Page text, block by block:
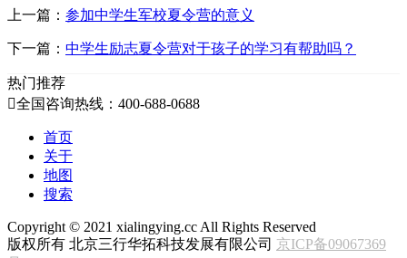
上一篇： 参加中学生军校夏令营的意义
下一篇： 中学生励志夏令营对于孩子的学习有帮助吗？
热门推荐
全国咨询热线：400-688-0688
首页
关于
地图
搜索
Copyright © 2021 xialingying.cc All Rights Reserved
版权所有 北京三行华拓科技发展有限公司 京ICP备09067369